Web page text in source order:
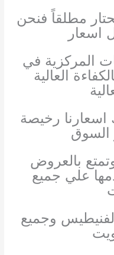
مطلقاً فنحن
اسعار
المركزية في
العالية
رخيصة
السوق
بالعروض
علي جميع
وجميع